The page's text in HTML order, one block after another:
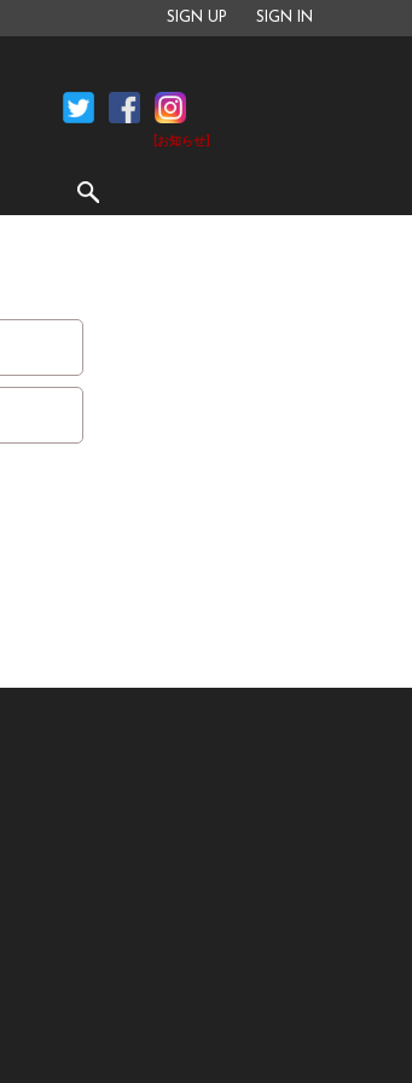
SIGN UP SIGN IN
[お知らせ]